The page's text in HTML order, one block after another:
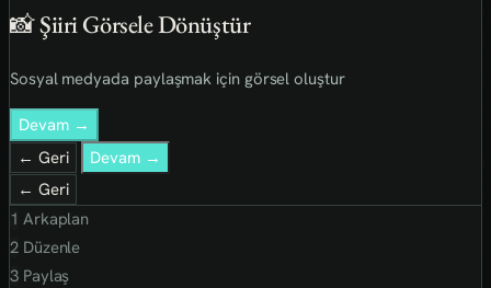
📸 Şiiri Görsele Dönüştür
Sosyal medyada paylaşmak için görsel oluştur
Devam →
← Geri
Devam →
← Geri
1 Arkaplan
2Düzenle
3Paylaş